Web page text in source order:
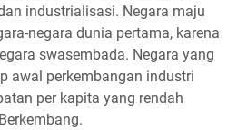
industrialisasi. Negara maju
negara dunia pertama, karena
swasembada. Negara yang
awal perkembangan industri
per kapita yang rendah